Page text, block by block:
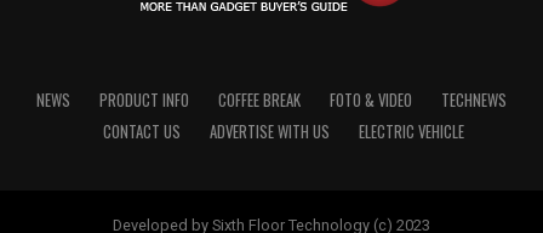
NEWS PRODUCT INFO COFFEE BREAK FOTO & VIDEO
TECHNEWS
CONTACT US
ADVERTISE WITH US ELECTRIC VEHICLE
Developed by Sixth Floor Technology (c) 2023